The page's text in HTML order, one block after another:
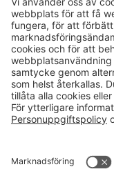
Aktuellt
Karriär
Kalender